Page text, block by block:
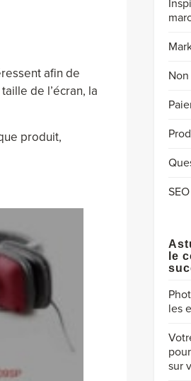
afin de
de l’écran, la
produit,
le
les
sur